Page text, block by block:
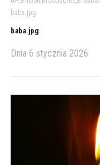
baba.jpg
baba.jpg
Dnia 6 stycznia 2026